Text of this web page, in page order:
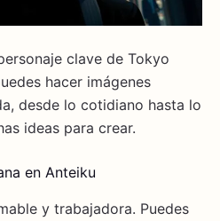
clave de Tokyo
hacer imágenes
desde lo cotidiano hasta lo
ideas para crear.
en Anteiku
y trabajadora. Puedes